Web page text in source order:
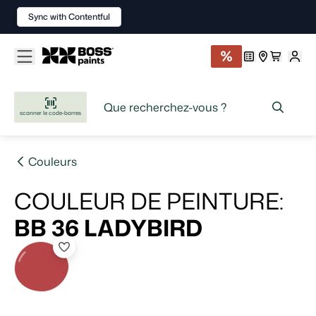
scanner le code-barres
Couleurs
COULEUR DE PEINTURE:
BB 36 LADYBIRD
Sync with Contentful